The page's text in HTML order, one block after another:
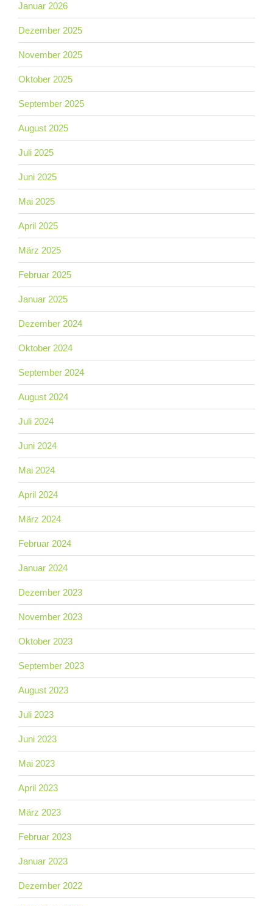
Januar 2026
Dezember 2025
November 2025
Oktober 2025
September 2025
August 2025
Juli 2025
Juni 2025
Mai 2025
April 2025
März 2025
Februar 2025
Januar 2025
Dezember 2024
Oktober 2024
September 2024
August 2024
Juli 2024
Juni 2024
Mai 2024
April 2024
März 2024
Februar 2024
Januar 2024
Dezember 2023
November 2023
Oktober 2023
September 2023
August 2023
Juli 2023
Juni 2023
Mai 2023
April 2023
März 2023
Februar 2023
Januar 2023
Dezember 2022